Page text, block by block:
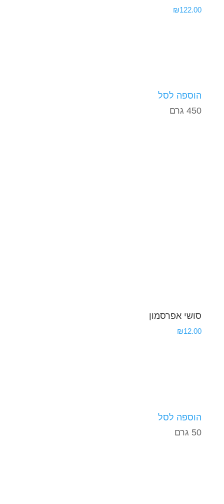
₪122.00
הוספה לסל
450 גרם
סושי אפרסמון
₪12.00
הוספה לסל
50 גרם